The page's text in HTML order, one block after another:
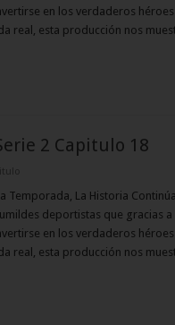
en los verdaderos héroes
real, esta producción nos
2 Capitulo 18
Temporada, La Historia
deportistas que gracias a
en los verdaderos héroes
real, esta producción nos